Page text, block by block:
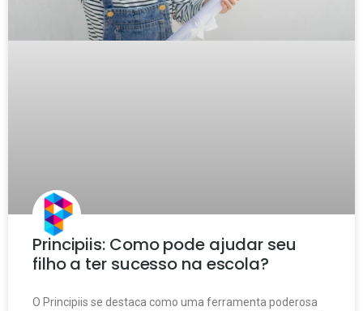
Principiis: Como pode ajudar seu
filho a ter sucesso na escola?
O Principiis se destaca como uma ferramenta poderosa